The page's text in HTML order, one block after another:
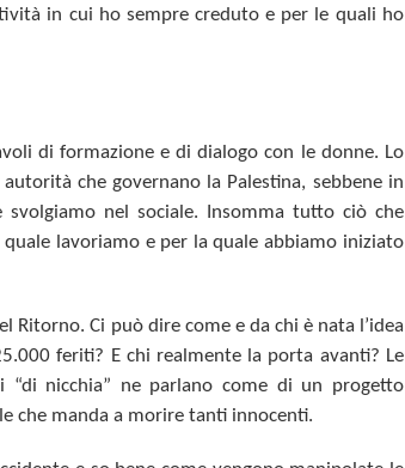
in cui ho sempre creduto e per le quali ho
di formazione e di dialogo con le donne. Lo
che governano la Palestina, sebbene in
nel sociale. Insomma tutto ciò che
lavoriamo e per la quale abbiamo iniziato
Ritorno. Ci può dire come e da chi è nata l’idea
feriti? E chi realmente la porta avanti? Le
nicchia” ne parlano come di un progetto
che manda a morire tanti innocenti.